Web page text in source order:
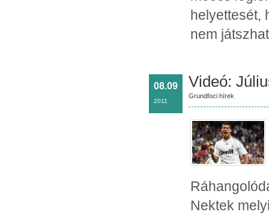
helyettesét,
nem
08.09
2011
Videó:
Grundfoci hírek
Nektek